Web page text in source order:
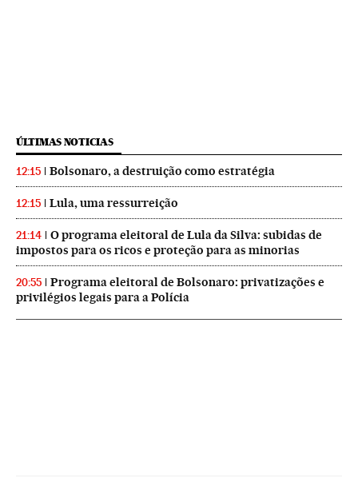
ÚLTIMAS NOTICIAS
12:15 Bolsonaro, a destruição como estratégia
12:15 Lula, uma ressurreição
21:14
O programa eleitoral de Lula da Silva: subidas de
impostos para os ricos e proteção para as minorias
20:55
Programa eleitoral de Bolsonaro: privatizações e
privilégios legais para a Polícia